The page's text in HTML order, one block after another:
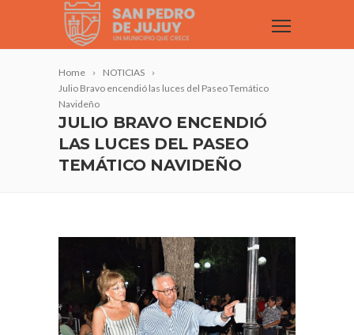
Home
NOTICIAS
Julio Bravo encendió las luces del Paseo Temático
Navideño
JULIO BRAVO ENCENDIÓ
LAS LUCES DEL PASEO
TEMÁTICO NAVIDEÑO